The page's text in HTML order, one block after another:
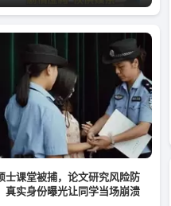
士课堂被捕，论文研究风险防
真实身份曝光让同学当场崩溃